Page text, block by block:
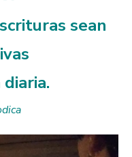
sean